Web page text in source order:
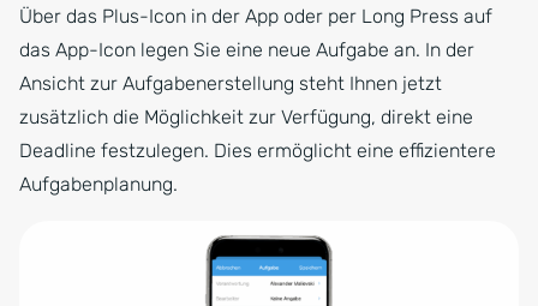
Über das Plus-Icon in der App oder per Long Press auf
das App-Icon legen Sie eine neue Aufgabe an. In der
Ansicht zur Aufgabenerstellung steht Ihnen jetzt
zusätzlich die Möglichkeit zur Verfügung, direkt eine
Deadline festzulegen. Dies ermöglicht eine effizientere
Aufgabenplanung.